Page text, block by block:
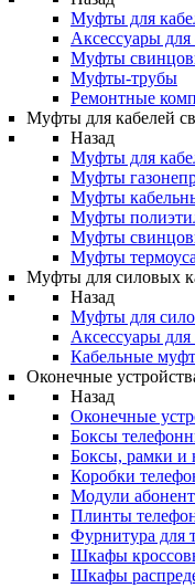
Муфты для
Аксессуары
Муфты
Муфты-трубы
Ремонтные
Муфты для кабелей
Назад
Муфты для
Муфты
Муфты
Муфты
Муфты
Муфты
Муфты для силовых
Назад
Муфты для
Аксессуары
Кабельные
Оконечные
Назад
Оконечные
Боксы
Боксы, рамки и
Коробки
Модули
Плинты
Фурнитура для
Шкафы
Шкафы